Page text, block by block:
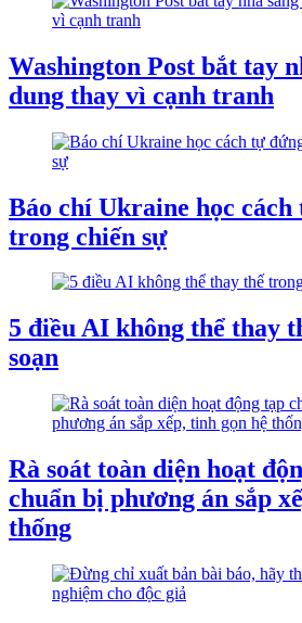
Washington Post bắt tay
dung thay vì cạnh tranh
Báo chí Ukraine học
trong chiến sự
5 điều AI không thể thay
soạn
Rà soát toàn diện hoạt
chuẩn bị phương án sắp
thống